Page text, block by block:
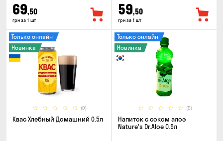
69,50
грн за 1 шт
59,50
грн за 1 шт
(0)
Только онлайн
Новинка
Квас Хлебный Домашний 0.5л
(0)
Только онлайн
Новинка
Напиток с соком алоэ
Nature's Dr.Aloe 0.5л